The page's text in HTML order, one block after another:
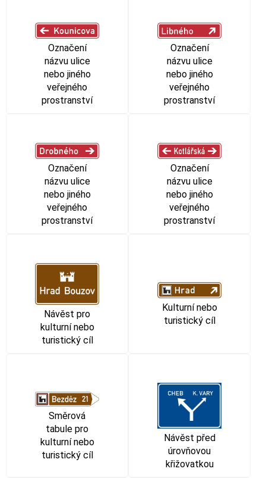
Označení
názvu ulice
nebo jiného
veřejného
prostranství
Označení
názvu ulice
nebo jiného
veřejného
prostranství
Označení
názvu ulice
nebo jiného
veřejného
prostranství
Označení
názvu ulice
nebo jiného
veřejného
prostranství
Návěst pro
kulturní nebo
turistický cíl
Kulturní nebo
turistický cíl
Směrová
tabule pro
kulturní nebo
turistický cíl
Návěst před
úrovňovou
křižovatkou